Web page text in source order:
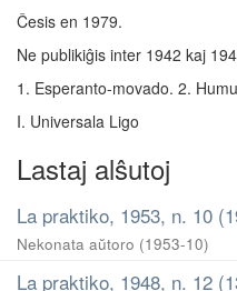
Ĉesis en 1979.
Ne publikiĝis inter 1942 kaj
1. Esperanto-movado. 2.
I. Universala Ligo
Lastaj alŝutoj
La praktiko, 1953, n. 10
Nekonata aŭtoro (1953-10)
La praktiko, 1948, n. 12